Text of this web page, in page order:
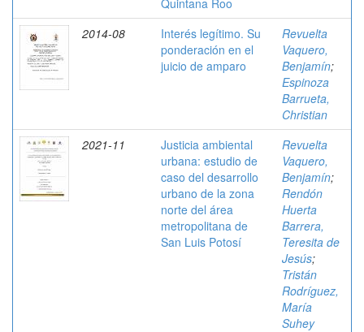
Quintana Roo
2014-08
Interés legítimo. Su
ponderación en el
juicio de amparo
Revuelta
Vaquero,
Benjamín;
Espinoza
Barrueta,
Christian
2021-11
Justicia ambiental
urbana: estudio de
caso del desarrollo
urbano de la zona
norte del área
metropolitana de
San Luis Potosí
Revuelta
Vaquero,
Benjamín;
Rendón
Huerta
Barrera,
Teresita de
Jesús;
Tristán
Rodríguez,
María
Suhey